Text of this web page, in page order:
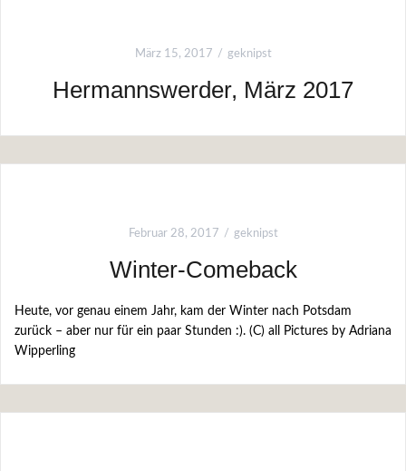
März 15, 2017 geknipst
Hermannswerder, März 2017
Februar 28, 2017 geknipst
Winter-Comeback
Heute, vor genau einem Jahr, kam der Winter nach Potsdam
zurück – aber nur für ein paar Stunden :). (C) all Pictures by Adriana
Wipperling